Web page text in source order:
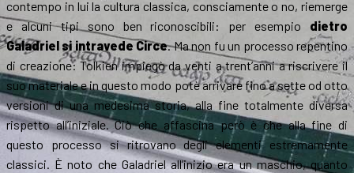
contempo in lui la cultura classica, consciamente o no, riemerge
e alcuni tipi sono ben riconoscibili: per esempio dietro
Galadriel si intravede Circe. Ma non fu un processo repentino
di creazione: Tolkien impiegò da venti a trent’anni a riscrivere il
suo materiale e in questo modo potè arrivare fino a sette od otto
versioni di una medesima storia, alla fine totalmente diversa
rispetto all’iniziale. Ciò che affascina però è che alla fine di
questo processo si ritrovano degli elementi estremamente
classici. È noto che Galadriel all’inizio era un maschio, quanto